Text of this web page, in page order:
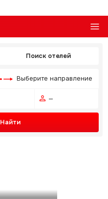
Поиск отелей
Выберите направление
—
Найти